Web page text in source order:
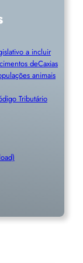
a incluir
deCaxias
animais
Tributário